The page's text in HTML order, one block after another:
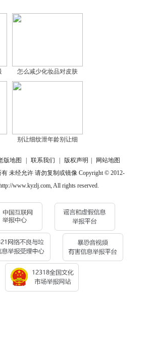
怎么减少化妆品对皮肤
别让细纹泄年龄别让细
版地图 联系我们 版权声明
网站地图
未经允许 请勿复制或镜像 Copyright © 2012-
www.kyzlj.com, All rights reserved.